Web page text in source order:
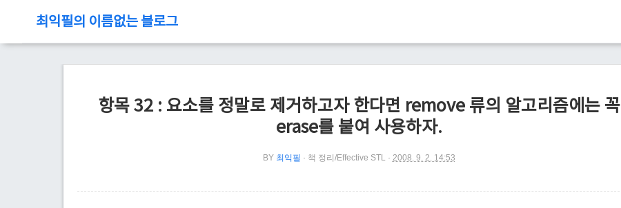
최익필의 이름없는 블로그
항목 32 : 요소를 정말로 제거하고자 한다면 remove 류의 알고리즘에는 꼭
erase를 붙여 사용하자.
BY 최익필 책 정리/Effective STL 2008. 9. 2. 14:53